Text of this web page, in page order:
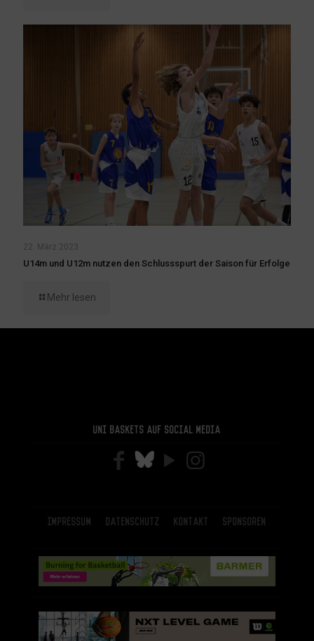
22. März 2023
U14m und U12m nutzen den Schlussspurt der Saison für Erfolge
Mehr lesen
Uni Baskets auf Social Media
Impressum Datenschutz Kontakt Sponsoren